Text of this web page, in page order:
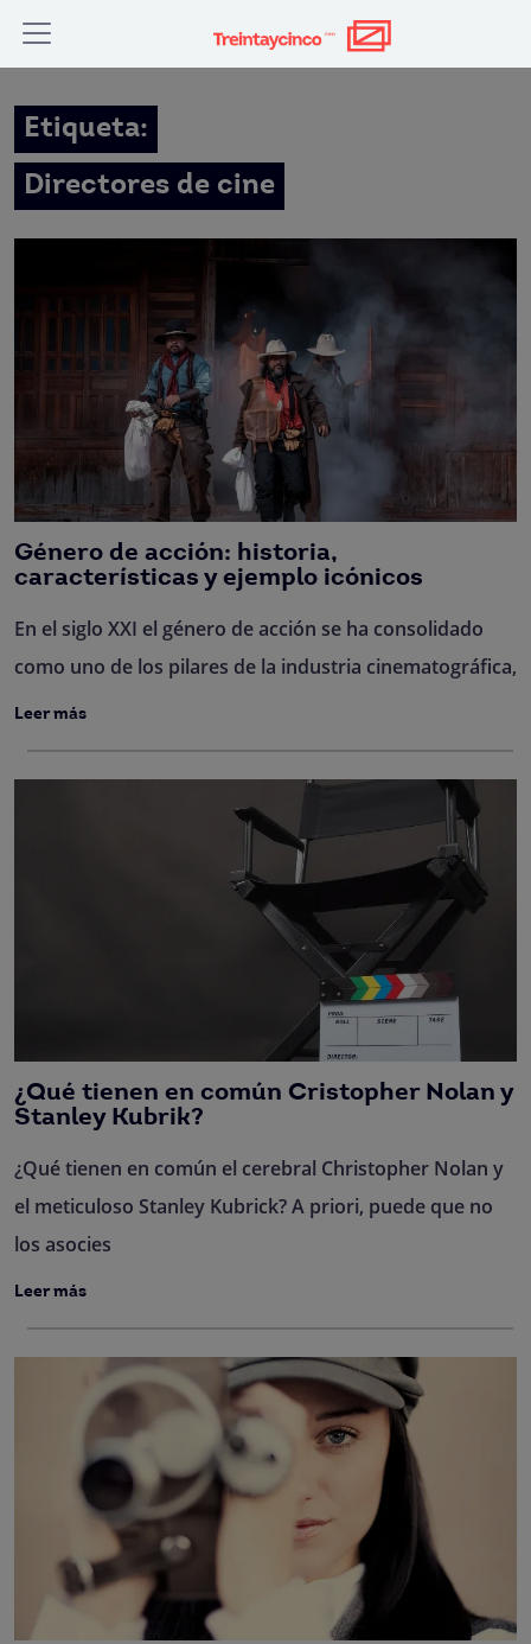
Etiqueta:
Directores de cine
Género de acción: historia,
características y ejemplo icónicos
En el siglo XXI el género de acción se ha consolidado
como uno de los pilares de la industria cinematográfica,
Leer más
¿Qué tienen en común Cristopher Nolan y
Stanley Kubrik?
¿Qué tienen en común el cerebral Christopher Nolan y
el meticuloso Stanley Kubrick? A priori, puede que no
los asocies
Leer más